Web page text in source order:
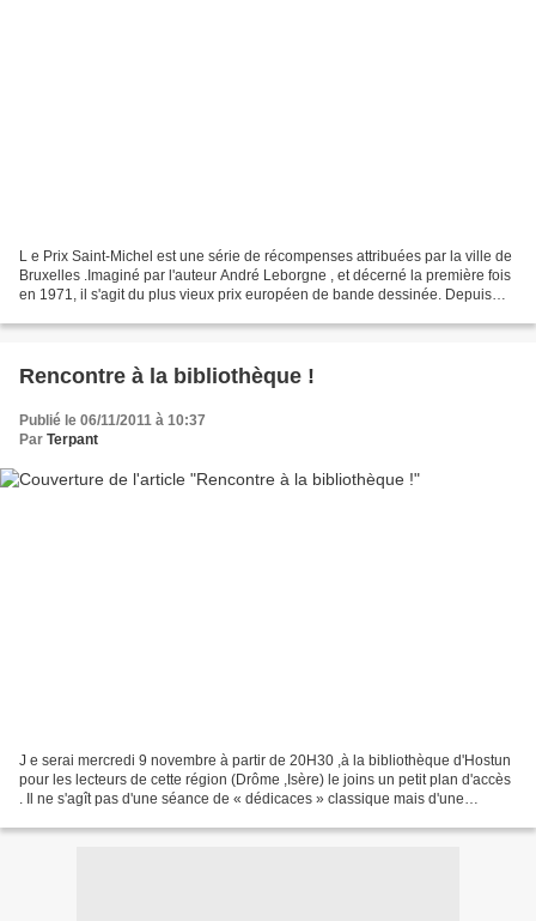
L e Prix Saint-Michel est une série de récompenses attribuées par la ville de
Bruxelles .Imaginé par l'auteur André Leborgne , et décerné la première fois
en 1971, il s'agit du plus vieux prix européen de bande dessinée. Depuis
Rencontre à la bibliothèque !
Publié le 06/11/2011 à 10:37
Par Terpant
J e serai mercredi 9 novembre à partir de 20H30 ,à la bibliothèque d'Hostun
pour les lecteurs de cette région (Drôme ,Isère) le joins un petit plan d'accès
. Il ne s'agît pas d'une séance de « dédicaces » classique mais d'une